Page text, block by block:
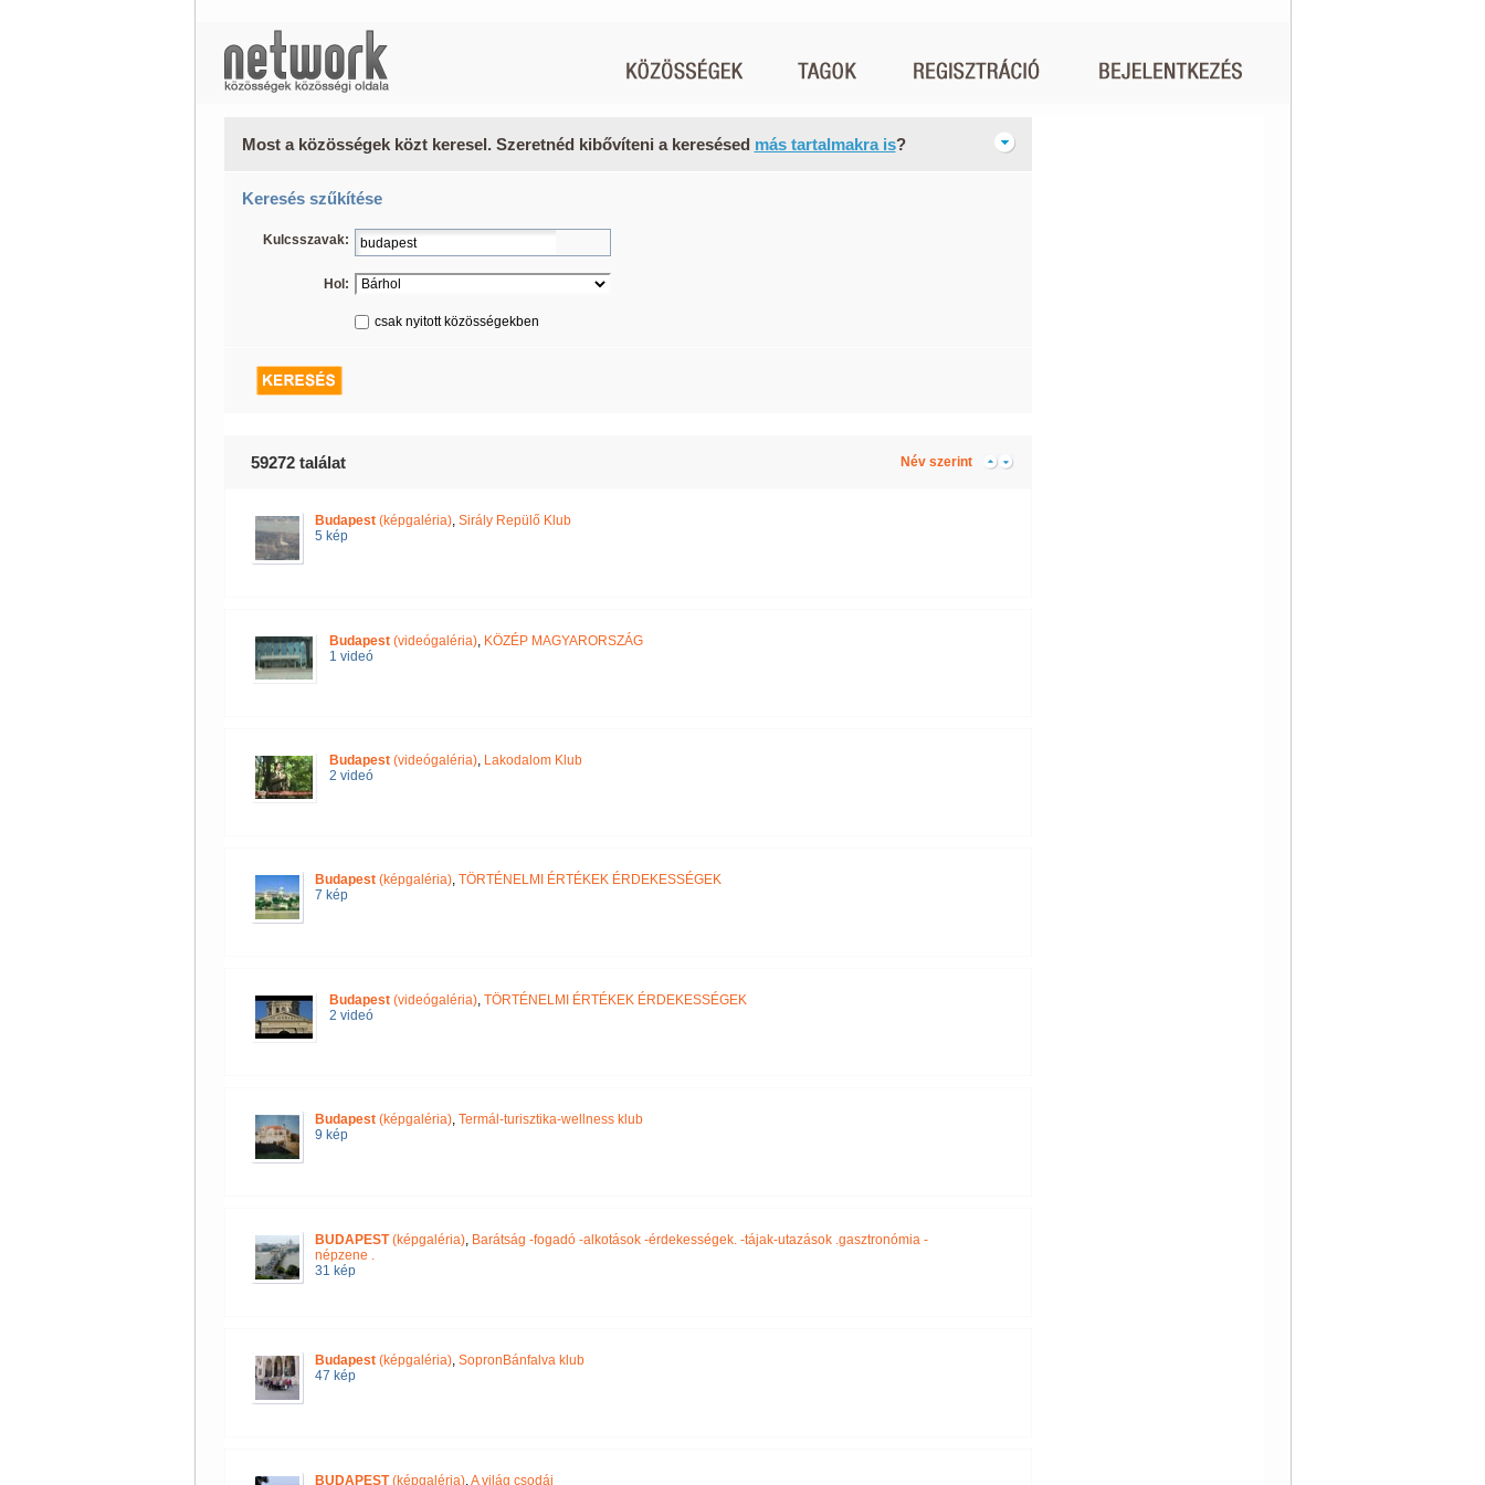
Most a közösségek közt keresel. Szeretnéd kibővíteni a keresésed más tartalmakra is?
Keresés szűkítése
Kulcsszavak:
Hol:
csak nyitott közösségekben
59272 találat Név szerint
Budapest(képgaléria), Sirály Repülő Klub
5 kép
Budapest(videógaléria), KÖZÉP MAGYARORSZÁG
1 videó
Budapest(videógaléria), Lakodalom Klub
2 videó
Budapest(képgaléria), TÖRTÉNELMI ÉRTÉKEK ÉRDEKESSÉGEK
7 kép
Budapest(videógaléria), TÖRTÉNELMI ÉRTÉKEK ÉRDEKESSÉGEK
2 videó
Budapest(képgaléria), Termál-turisztika-wellness klub
9 kép
BUDAPEST(képgaléria), Barátság -fogadó -alkotások -érdekességek. -tájak-utazások .gasztronómia -
népzene .
31 kép
Budapest(képgaléria), SopronBánfalva klub
47 kép
BUDAPEST(képgaléria),A világ csodái